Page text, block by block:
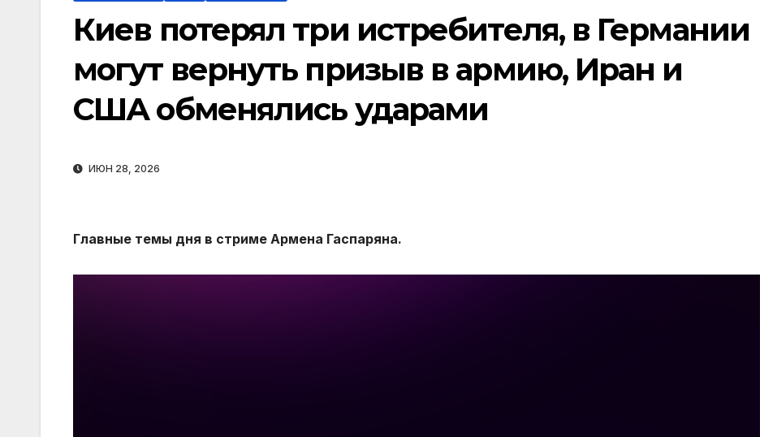
Киев потерял три истребителя, в Германии
могут вернуть призыв в армию, Иран и
США обменялись ударами
ИЮН 28, 2026
Главные темы дня в стриме Армена Гаспаряна.